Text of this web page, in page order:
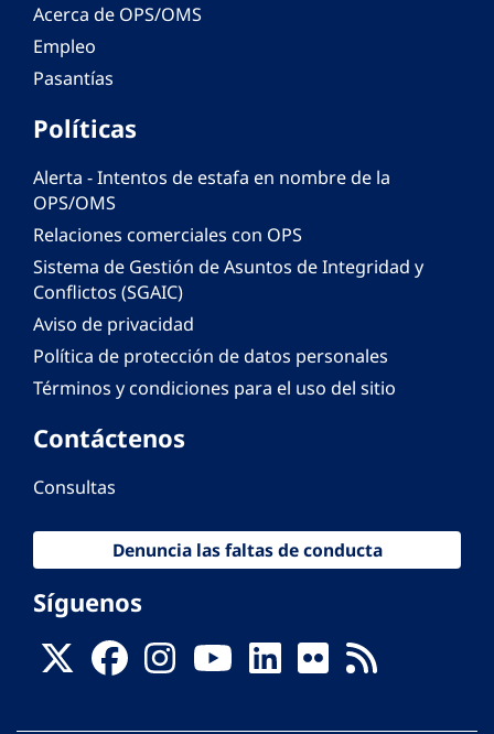
Acerca de OPS/OMS
Empleo
Pasantías
Políticas
Alerta - Intentos de estafa en nombre de la
OPS/OMS
Relaciones comerciales con OPS
Sistema de Gestión de Asuntos de Integridad y
Conflictos (SGAIC)
Aviso de privacidad
Política de protección de datos personales
Términos y condiciones para el uso del sitio
Contáctenos
Consultas
Denuncia las faltas de conducta
Síguenos